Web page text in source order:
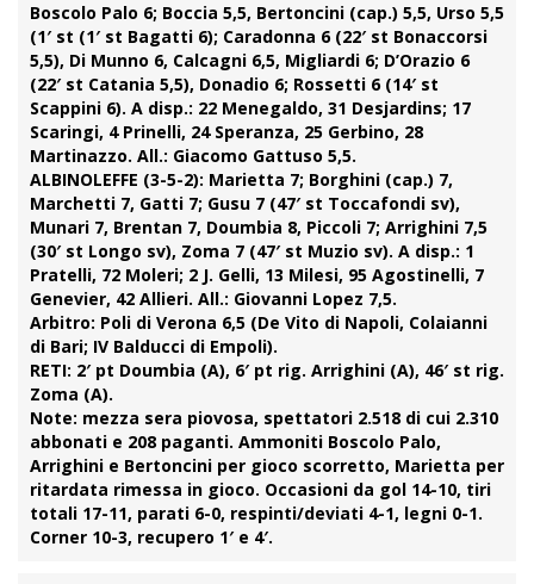
Boscolo Palo 6; Boccia 5,5, Bertoncini (cap.) 5,5, Urso 5,5
(1′ st (1′ st Bagatti 6); Caradonna 6 (22′ st Bonaccorsi
5,5), Di Munno 6, Calcagni 6,5, Migliardi 6; D’Orazio 6
(22′ st Catania 5,5), Donadio 6; Rossetti 6 (14′ st
Scappini 6). A disp.: 22 Menegaldo, 31 Desjardins; 17
Scaringi, 4 Prinelli, 24 Speranza, 25 Gerbino, 28
Martinazzo. All.: Giacomo Gattuso 5,5.
ALBINOLEFFE (3-5-2): Marietta 7; Borghini (cap.) 7,
Marchetti 7, Gatti 7; Gusu 7 (47′ st Toccafondi sv),
Munari 7, Brentan 7, Doumbia 8, Piccoli 7; Arrighini 7,5
(30′ st Longo sv), Zoma 7 (47′ st Muzio sv). A disp.: 1
Pratelli, 72 Moleri; 2 J. Gelli, 13 Milesi, 95 Agostinelli, 7
Genevier, 42 Allieri. All.: Giovanni Lopez 7,5.
Arbitro: Poli di Verona 6,5 (De Vito di Napoli, Colaianni
di Bari; IV Balducci di Empoli).
RETI: 2′ pt Doumbia (A), 6′ pt rig. Arrighini (A), 46′ st rig.
Zoma (A).
Note: mezza sera piovosa, spettatori 2.518 di cui 2.310
abbonati e 208 paganti. Ammoniti Boscolo Palo,
Arrighini e Bertoncini per gioco scorretto, Marietta per
ritardata rimessa in gioco. Occasioni da gol 14-10, tiri
totali 17-11, parati 6-0, respinti/deviati 4-1, legni 0-1.
Corner 10-3, recupero 1′ e 4′.